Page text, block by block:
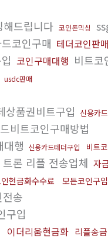
해드립니다 코인돈믹싱
코인구매 테더코인판매
코인구매대행 비트코
usdc판매
상품권비트구입 신용카
비트코인구매방법
행 신용카드테더구입 비트
트론 리플 전송업체 자
현금화수수료 모든코인구입
송
구입
이더리움현금화 리플송